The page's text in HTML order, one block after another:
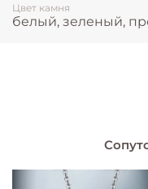
Цвет камня
белый, зеленый,